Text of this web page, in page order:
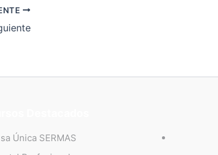
Única SERMAS